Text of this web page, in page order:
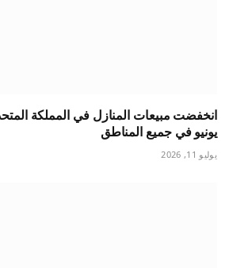
يونيو في جميع المناطق
يوليو 11, 2026